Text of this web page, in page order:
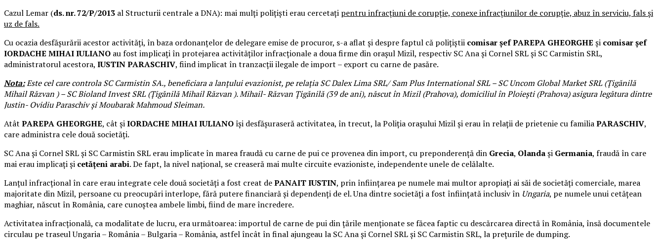
Cazul Lemar (ds. nr. 72/P/2013 al Structurii centrale a DNA): mai mulți polițiști erau cercetați pentru infracțiuni de corupție, conexe infracțiunilor de corupție, abuz în serviciu, fals și
uz de fals.
Cu ocazia desfășurării acestor activități, în baza ordonanțelor de delegare emise de procuror, s-a aflat și despre faptul că polițiștii comisar șef PAREPA GHEORGHE și comisar șef
IORDACHE MIHAI IULIANO au fost implicați în protejarea activităților infracționale a doua firme din orașul Mizil, respectiv SC Ana și Cornel SRL și SC Carmistin SRL,
administratorul acestora, IUSTIN PARASCHIV, fiind implicat în tranzacții ilegale de import – export cu carne de pasăre.
Nota:Este cel care controla SC Carmistin SA., beneficiara a lanţului evazionist, pe relaţia SC Dalex Lima SRL/ Sam Plus International SRL – SC Uncom Global Market SRL (Ţigănilă
Mihail Răzvan ) – SC Bioland Invest SRL (Ţigănilă Mihail Răzvan ). Mihail- Răzvan Ţigănilă (39 de ani), născut în Mizil (Prahova), domiciliul în Ploieşti (Prahova) asigura legătura dintre
Justin- Ovidiu Paraschiv şi Moubarak Mahmoud Sleiman.
Atât PAREPA GHEORGHE, cât șiIORDACHE MIHAI IULIANOîși desfășuraseră activitatea, în trecut, la Poliția orașului Mizil și erau în relații de prietenie cu familiaPARASCHIV,
care administra cele două societăți.
SC Ana și Cornel SRL și SC Carmistin SRL erau implicate în marea fraudă cu carne de pui ce provenea din import, cu preponderență din Grecia, Olandași Germania, fraudă în care
mai erau implicați și cetățeni arabi. De fapt, la nivel național, se creaseră mai multe circuite evazioniste, independente unele de celălalte.
Lanțul infracțional în care erau integrate cele două societăți a fost creat dePANAIT IUSTIN, prin înființarea pe numele mai multor apropiați ai săi de societăți comerciale, marea
majoritate din Mizil, persoane cu preocupări interlope, fără putere financiară și dependenți de el. Una dintre societăți a fost înființată inclusiv în Ungaria, pe numele unui cetățean
maghiar, născut în România, care cunoștea ambele limbi, fiind de mare încredere.
Activitatea infracțională, ca modalitate de lucru, era următoarea: importul de carne de pui din țările menționate se făcea faptic cu descărcarea directă în România, însă documentele
circulau pe traseul Ungaria – România – Bulgaria – România, astfel încât în final ajungeau la SC Ana și Cornel SRL și SC Carmistin SRL, la prețurile de dumping.